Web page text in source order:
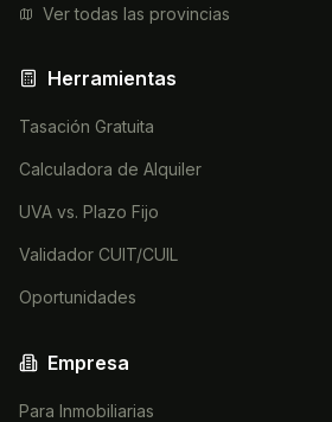
Ver todas las provincias
Herramientas
Tasación Gratuita
Calculadora de Alquiler
UVA vs. Plazo Fijo
Validador CUIT/CUIL
Oportunidades
Empresa
Para Inmobiliarias